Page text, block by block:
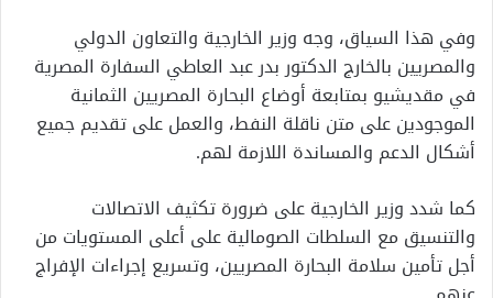
وفي هذا السياق، وجه وزير الخارجية والتعاون الدولي
والمصريين بالخارج الدكتور بدر عبد العاطي السفارة المصرية
في مقديشيو بمتابعة أوضاع البحارة المصريين الثمانية
الموجودين على متن ناقلة النفط، والعمل على تقديم جميع
أشكال الدعم والمساندة اللازمة لهم.
كما شدد وزير الخارجية على ضرورة تكثيف الاتصالات
والتنسيق مع السلطات الصومالية على أعلى المستويات من
أجل تأمين سلامة البحارة المصريين، وتسريع إجراءات الإفراج